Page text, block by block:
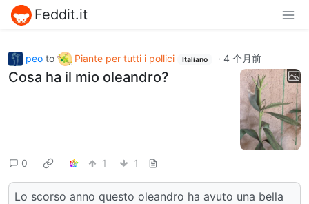
Feddit.it
peo to Piante per tutti i pollici Italiano · 4 个月前
Cosa ha il mio oleandro?
0 1 1
Lo scorso anno questo oleandro ha avuto una bella